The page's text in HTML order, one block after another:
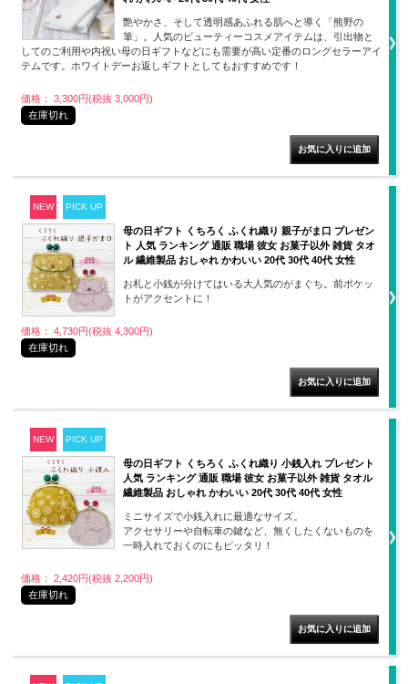
艶やかさ、そして透明感あふれる肌へと導く「熊野の
筆」。人気のビューティーコスメアイテムは、引出物と
してのご利用や内祝い母の日ギフトなどにも需要が高い定番のロングセラーアイ
テムです。ホワイトデーお返しギフトとしてもおすすめです！
価格： 3,300円(税抜 3,000円)
在庫切れ
NEW PICK UP
母の日ギフト くちろく ふくれ織り 親子がま口 プレゼン
ト 人気 ランキング 通販 職場 彼女 お菓子以外 雑貨 タオ
ル 繊維製品 おしゃれ かわいい 20代 30代 40代 女性
お札と小銭が分けてはいる大人気のがまぐち。前ポケッ
トがアクセントに！
価格： 4,730円(税抜 4,300円)
在庫切れ
NEW PICK UP
母の日ギフト くちろく ふくれ織り 小銭入れ プレゼント
人気 ランキング 通販 職場 彼女 お菓子以外 雑貨 タオル
繊維製品 おしゃれ かわいい 20代 30代 40代 女性
ミニサイズで小銭入れに最適なサイズ。
アクセサリーや自転車の鍵など、無くしたくないものを
一時入れておくのにもピッタリ！
価格： 2,420円(税抜 2,200円)
在庫切れ